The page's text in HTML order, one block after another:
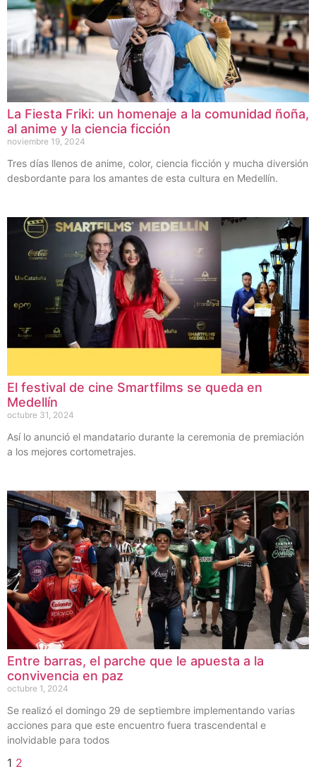
La Fiesta Friki: un homenaje a la comunidad ñoña,
al anime y la ciencia ficción
noviembre 19, 2024
Tres días llenos de anime, color, ciencia ficción y mucha diversión
desbordante para los amantes de esta cultura en Medellín.
El festival de cine Smartfilms se queda en
Medellín
octubre 31, 2024
Así lo anunció el mandatario durante la ceremonia de premiación
a los mejores cortometrajes.
Entre barras, el parche que le apuesta a la
convivencia en paz
octubre 1, 2024
Se realizó el domingo 29 de septiembre implementando varias
acciones para que este encuentro fuera trascendental e
inolvidable para todos
1 2